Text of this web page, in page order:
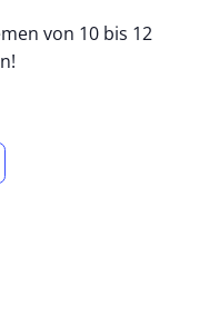
von 10 bis 12